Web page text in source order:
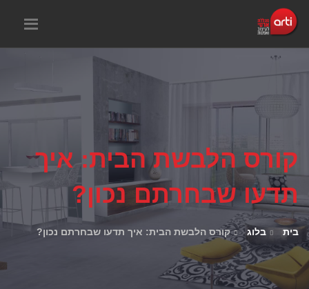
קורס הלבשת הבית: איך
תדעו שבחרתם נכון?
בית בלוג קורס הלבשת הבית: איך תדעו שבחרתם נכון?